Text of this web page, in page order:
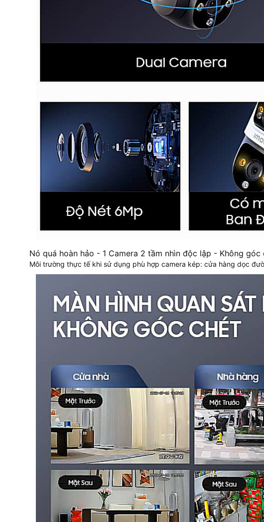
Nó quá hoàn hảo - 1 Camera 2 tầm nhìn độc lập - Không góc
Môi trường thực tế khi sử dụng phù hợp camera kép: cửa hàng dọc